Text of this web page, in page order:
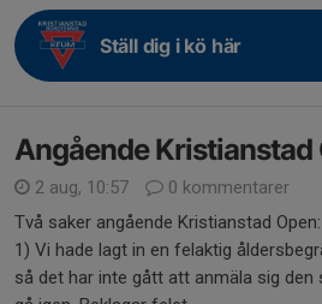
Ställ dig i kö här
Angående Kristianstad
2 aug, 10:57
0 kommentarer
Två saker angående Kristianstad Open:
1) Vi hade lagt in en felaktig
så det har inte gått att anmäla sig den